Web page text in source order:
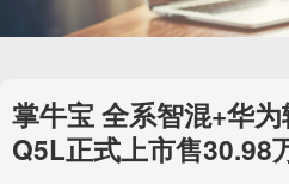
掌牛宝 全系智混+华
Q5L正式上市售30.98